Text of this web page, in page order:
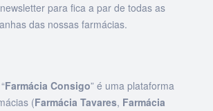
para fica a par de todas as
das nossas farmácias.
Farmácia Consigo” é uma plataforma
(Farmácia Tavares, Farmácia